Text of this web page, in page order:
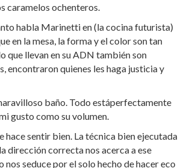
caramelos ochenteros.
habla Marinetti en (la cocina futurista)
en la mesa, la forma y el color son tan
que llevan en su ADN también son
encontraron quienes les haga justicia y
baño. Todo estáperfectamente
gusto como su volumen.
hace sentir bien. La técnica bien ejecutada
dirección correcta nos acerca a ese
seduce por el solo hecho de hacer eco